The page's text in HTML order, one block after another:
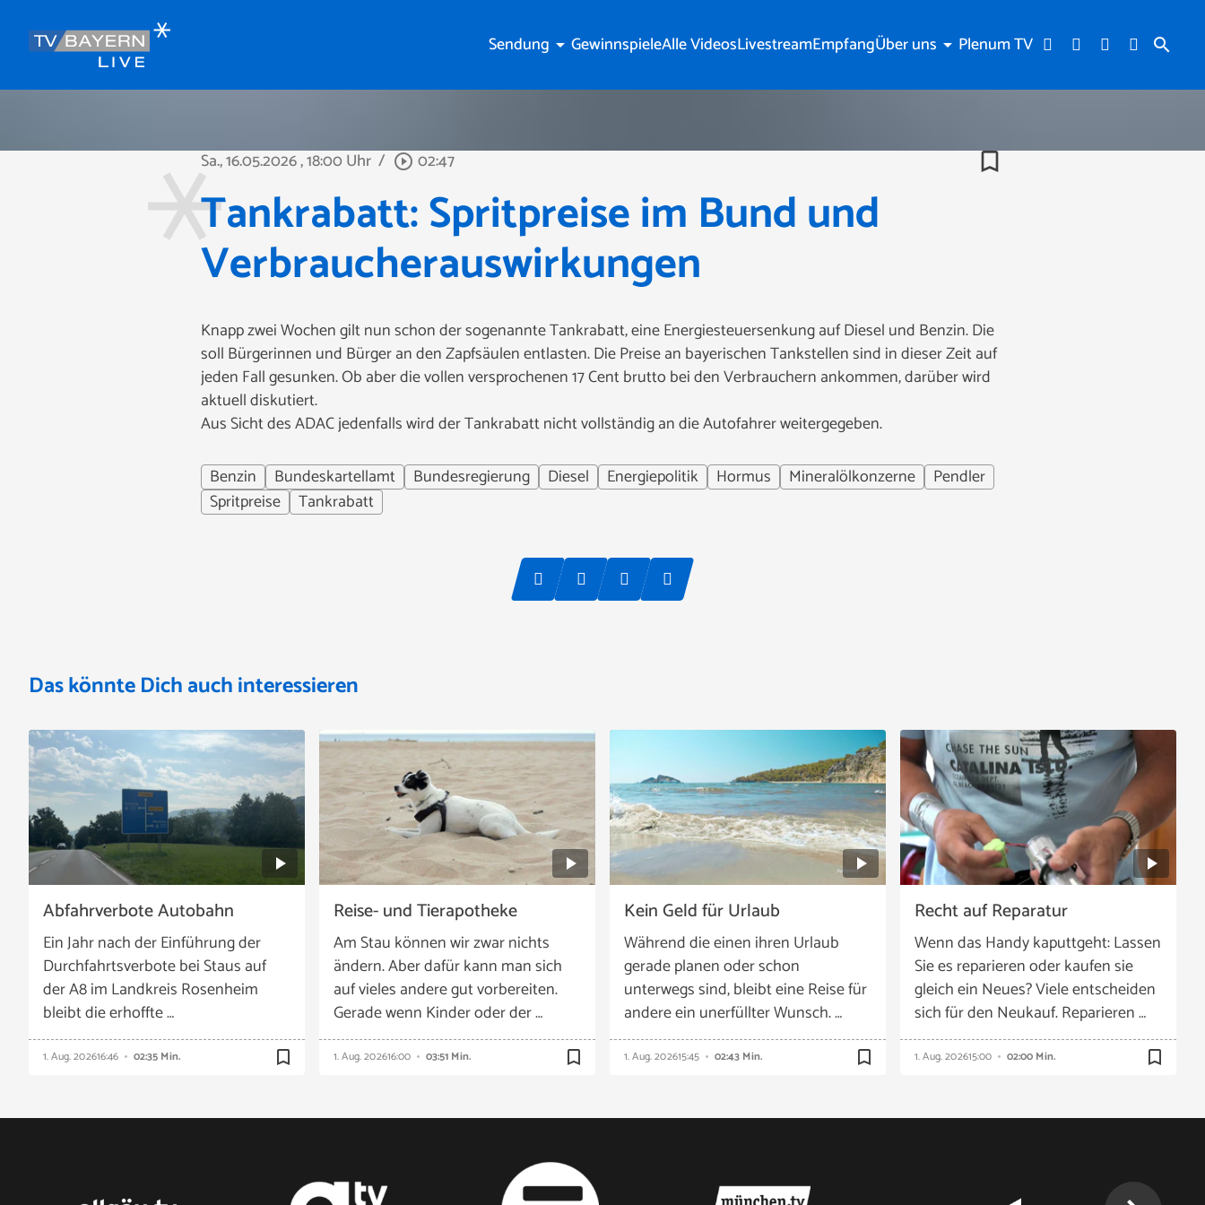
search
Sendung arrow_drop_down GewinnspieleAlle VideosLivestreamEmpfangÜber uns arrow_drop_down Plenum TV
Sa., 16.05.2026, 18:00 Uhr / play_circle_outline 02:47 bookmark_border
Tankrabatt: Spritpreise im Bund und
Verbraucherauswirkungen
Knapp zwei Wochen gilt nun schon der sogenannte Tankrabatt, eine Energiesteuersenkung auf Diesel und Benzin. Die
soll Bürgerinnen und Bürger an den Zapfsäulen entlasten. Die Preise an bayerischen Tankstellen sind in dieser Zeit auf
jeden Fall gesunken. Ob aber die vollen versprochenen 17 Cent brutto bei den Verbrauchern ankommen, darüber wird
aktuell diskutiert.
Aus Sicht des ADAC jedenfalls wird der Tankrabatt nicht vollständig an die Autofahrer weitergegeben.
Benzin
Bundeskartellamt Bundesregierung Diesel Energiepolitik Hormus Mineralölkonzerne
Pendler
Spritpreise
Tankrabatt
Das könnte Dich auch interessieren
Abfahrverbote Autobahn
Ein Jahr nach der Einführung der
Durchfahrtsverbote bei Staus auf
der A8 im Landkreis Rosenheim
bleibt die erhoffte …
1. Aug. 202616:46 02:35 Min. bookmark_border
Reise- und Tierapotheke
Am Stau können wir zwar nichts
ändern. Aber dafür kann man sich
auf vieles andere gut vorbereiten.
Gerade wenn Kinder oder der …
1. Aug. 202616:00 03:51 Min. bookmark_border
Kein Geld für Urlaub
Während die einen ihren Urlaub
gerade planen oder schon
unterwegs sind, bleibt eine Reise für
andere ein unerfüllter Wunsch. …
1. Aug. 202615:45 02:43 Min. bookmark_border
Recht auf Reparatur
Wenn das Handy kaputtgeht: Lassen
Sie es reparieren oder kaufen sie
gleich ein Neues? Viele entscheiden
sich für den Neukauf. Reparieren …
1. Aug. 202615:00 02:00 Min. bookmark_border